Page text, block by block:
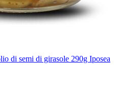
di semi di girasole 290g Iposea